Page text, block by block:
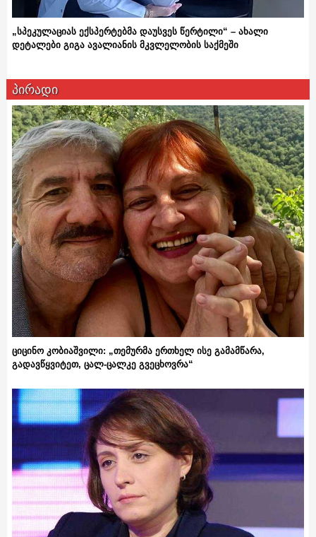
„სპეკულაციას ექსპერტებმა დაუსვეს წერტილი“ – ახალი
დეტალები გიგა ავალიანის მკვლელობის საქმეში
პირადი
ციცინო კობიაშვილი: „თემურმა ერთხელ ისე გამამწარა,
გადავწყვიტეთ, ცალ-ცალკე გვეცხოვრა“